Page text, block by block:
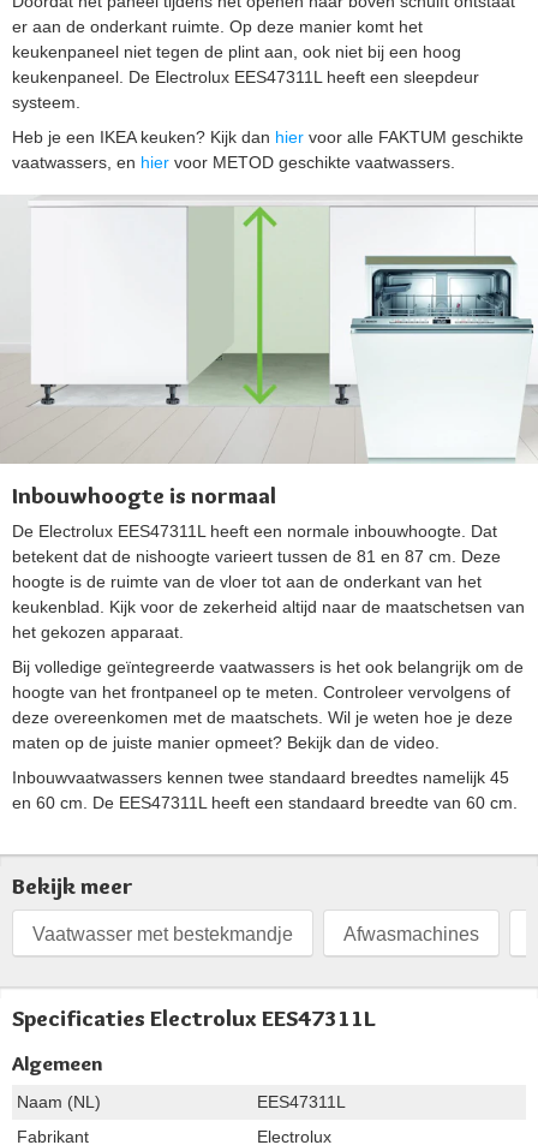
er aan de onderkant ruimte. Op deze manier komt het
keukenpaneel niet tegen de plint aan, ook niet bij een hoog
keukenpaneel. De Electrolux EES47311L heeft een sleepdeur
systeem.
Heb je een IKEA keuken? Kijk dan hier voor alle FAKTUM geschikte
vaatwassers, en hier voor METOD geschikte vaatwassers.
Inbouwhoogte is normaal
De Electrolux EES47311L heeft een normale inbouwhoogte. Dat
betekent dat de nishoogte varieert tussen de 81 en 87 cm. Deze
hoogte is de ruimte van de vloer tot aan de onderkant van het
keukenblad. Kijk voor de zekerheid altijd naar de maatschetsen van
het gekozen apparaat.
Bij volledige geïntegreerde vaatwassers is het ook belangrijk om de
hoogte van het frontpaneel op te meten. Controleer vervolgens of
deze overeenkomen met de maatschets. Wil je weten hoe je deze
maten op de juiste manier opmeet? Bekijk dan de video.
Inbouwvaatwassers kennen twee standaard breedtes namelijk 45
en 60 cm. De EES47311L heeft een standaard breedte van 60 cm.
Bekijk meer
Vaatwasser met bestekmandje Afwasmachines
Specificaties Electrolux EES47311L
Algemeen
Naam (NL)
EES47311L
Fabrikant
Electrolux